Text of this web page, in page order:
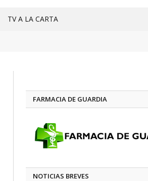
TV A LA CARTA
FARMACIA DE GUARDIA
NOTICIAS BREVES